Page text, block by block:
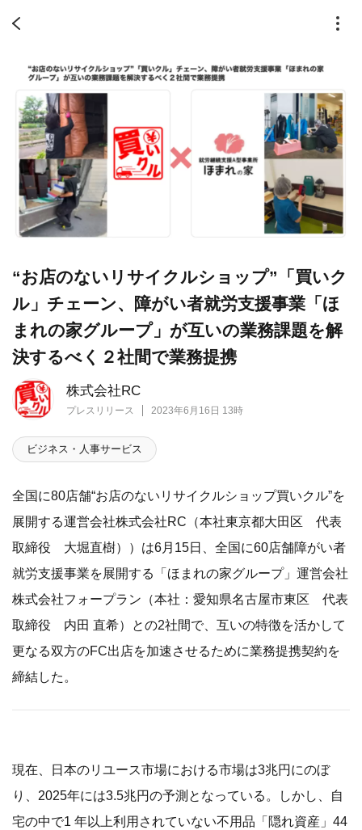
株式会社RC
プレスリリース 2023年6月16日 13時
“お店のないリサイクルショップ”「買いク
ル」チェーン、障がい者就労支援事業「ほ
まれの家グループ」が互いの業務課題を解
決するべく２社間で業務提携
ビジネス・人事サービス
全国に80店舗“お店のないリサイクルショップ買いクル”を
展開する運営会社株式会社RC（本社東京都大田区 代表
取締役 大堀直樹））は6月15日、全国に60店舗障がい者
就労支援事業を展開する「ほまれの家グループ」運営会社
株式会社フォープラン（本社：愛知県名古屋市東区 代表
取締役 内田 直希）との2社間で、互いの特徴を活かして
更なる双方のFC出店を加速させるために業務提携契約を
締結した。
現在、日本のリユース市場における市場は3兆円にのぼ
り、2025年には3.5兆円の予測となっている。しかし、自
宅の中で1 年以上利用されていない不用品「隠れ資産」44